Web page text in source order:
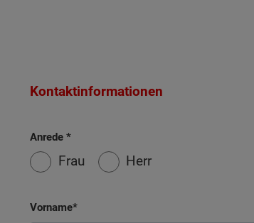
Kontaktinformationen
Anrede
Frau Herr
Vorname